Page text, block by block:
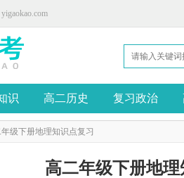
识 高二历史 复习政治
级下册地理知识点复习
高二年级下册地理